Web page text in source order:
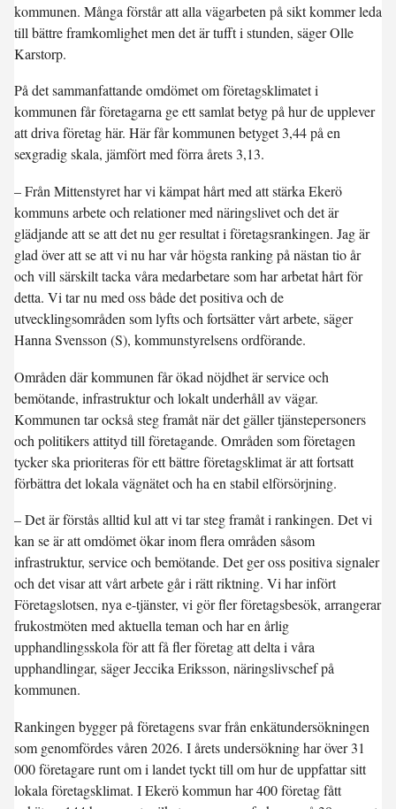
kommunen. Många förstår att alla vägarbeten på sikt kommer leda
till bättre framkomlighet men det är tufft i stunden, säger Olle
Karstorp.
På det sammanfattande omdömet om företagsklimatet i
kommunen får företagarna ge ett samlat betyg på hur de upplever
att driva företag här. Här får kommunen betyget 3,44 på en
sexgradig skala, jämfört med förra årets 3,13.
– Från Mittenstyret har vi kämpat hårt med att stärka Ekerö
kommuns arbete och relationer med näringslivet och det är
glädjande att se att det nu ger resultat i företagsrankingen. Jag är
glad över att se att vi nu har vår högsta ranking på nästan tio år
och vill särskilt tacka våra medarbetare som har arbetat hårt för
detta. Vi tar nu med oss både det positiva och de
utvecklingsområden som lyfts och fortsätter vårt arbete, säger
Hanna Svensson (S), kommunstyrelsens ordförande.
Områden där kommunen får ökad nöjdhet är service och
bemötande, infrastruktur och lokalt underhåll av vägar.
Kommunen tar också steg framåt när det gäller tjänstepersoners
och politikers attityd till företagande. Områden som företagen
tycker ska prioriteras för ett bättre företagsklimat är att fortsatt
förbättra det lokala vägnätet och ha en stabil elförsörjning.
– Det är förstås alltid kul att vi tar steg framåt i rankingen. Det vi
kan se är att omdömet ökar inom flera områden såsom
infrastruktur, service och bemötande. Det ger oss positiva signaler
och det visar att vårt arbete går i rätt riktning. Vi har infört
Företagslotsen, nya e-tjänster, vi gör fler företagsbesök, arrangerar
frukostmöten med aktuella teman och har en årlig
upphandlingsskola för att få fler företag att delta i våra
upphandlingar, säger Jeccika Eriksson, näringslivschef på
kommunen.
Rankingen bygger på företagens svar från enkätundersökningen
som genomfördes våren 2026. I årets undersökning har över 31
000 företagare runt om i landet tyckt till om hur de uppfattar sitt
lokala företagsklimat. I Ekerö kommun har 400 företag fått